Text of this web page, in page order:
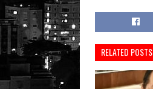
RELATED POSTS